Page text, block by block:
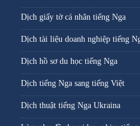
Dịch giấy tờ cá nhân tiếng Nga
Dịch tài liệu doanh nghiệp tiếng
Dịch hồ sơ du học tiếng Nga
Dịch tiếng Nga sang tiếng Việt
Dịch thuật tiếng Nga Ukraina